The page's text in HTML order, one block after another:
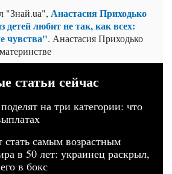
"Знай.uа", Анастасия Приходько
детей любит не так, как всех:
чувства". Анастасия Приходько
статьи сейчас
на три категории: что
самым возрастным
в 50 лет: украинец раскрыл,
в бокс